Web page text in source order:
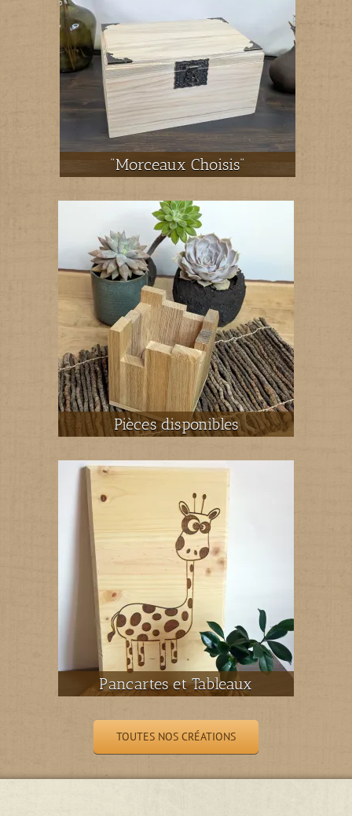
"Morceaux Choisis"
Pièces disponibles
Pancartes et Tableaux
TOUTES NOS CRÉATIONS